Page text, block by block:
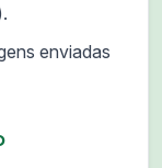
enviadas